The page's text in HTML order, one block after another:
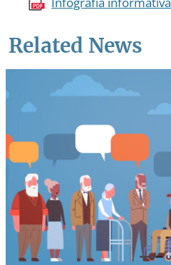
Related News